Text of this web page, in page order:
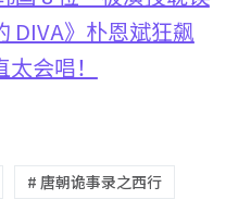
DIVA》朴恩斌狂飙
会唱！
# 唐朝诡事录之西行